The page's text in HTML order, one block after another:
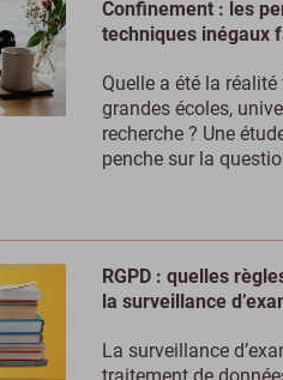
Confinement : les
techniques inégaux
Quelle a été la
grandes écoles,
recherche ? Une
penche sur la
RGPD : quelles
la surveillance
La surveillance